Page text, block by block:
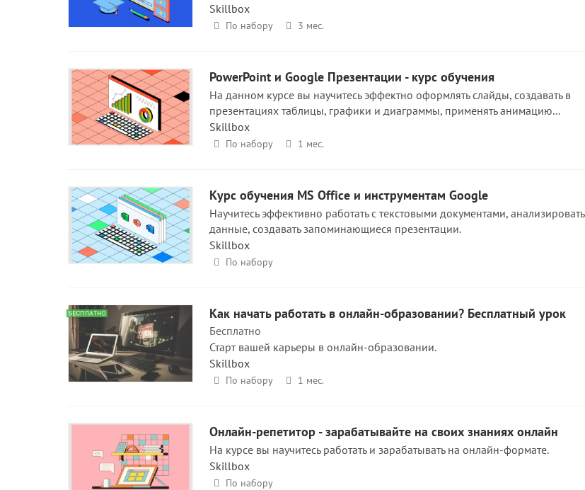
Skillbox
По набору 3 мес.
PowerPoint и Google Презентации - курс обучения
На данном курсе вы научитесь эффектно оформлять слайды, создавать в
презентациях таблицы, графики и диаграммы, применять анимацию...
Skillbox
По набору 1 мес.
Курс обучения MS Office и инструментам Google
Научитесь эффективно работать с текстовыми документами, анализировать
данные, создавать запоминающиеся презентации.
Skillbox
По набору
Как начать работать в онлайн-образовании? Бесплатный урок
Бесплатно
Старт вашей карьеры в онлайн-образовании.
Skillbox
По набору 1 мес.
Онлайн-репетитор - зарабатывайте на своих знаниях онлайн
На курсе вы научитесь работать и зарабатывать на онлайн-формате.
Skillbox
По набору